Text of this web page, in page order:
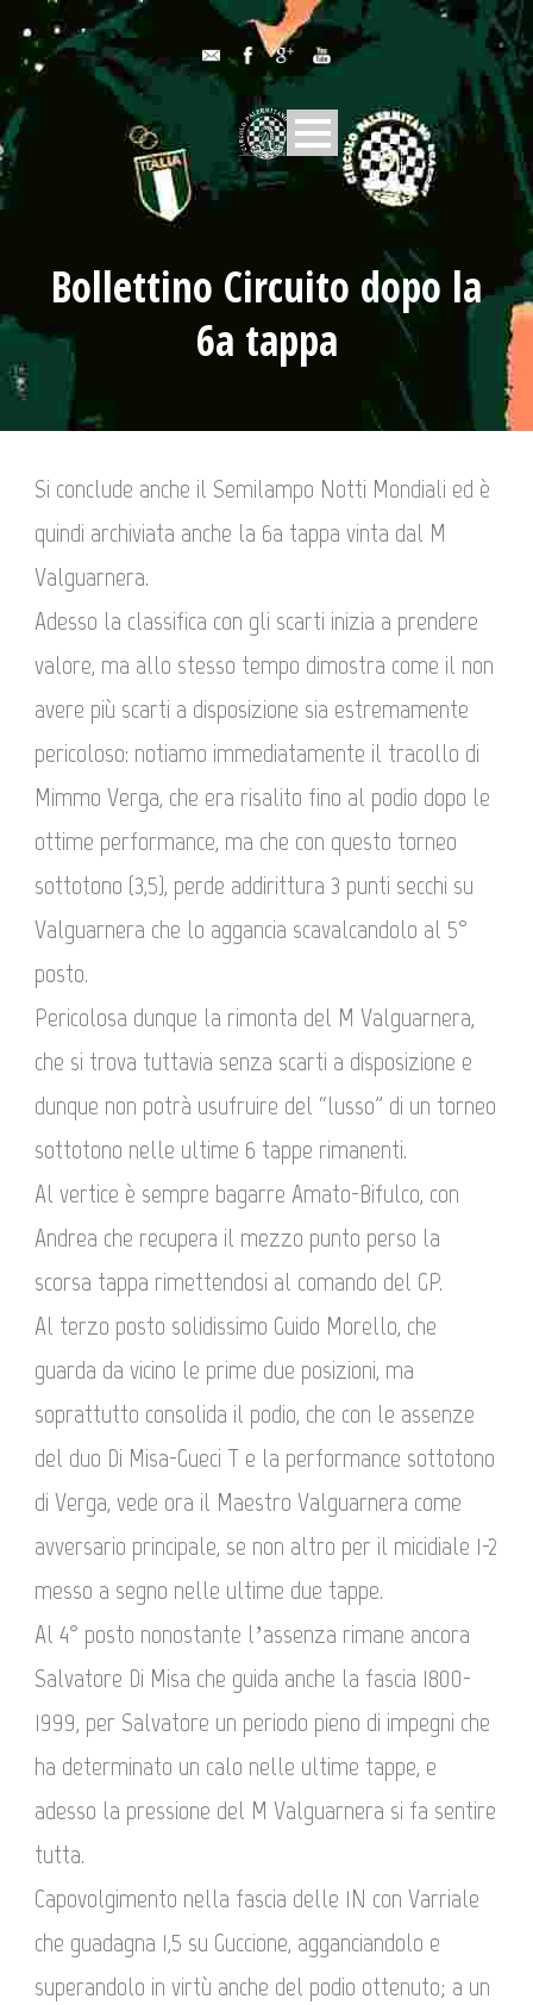
Bollettino Circuito dopo la
6a tappa
Si conclude anche il Semilampo Notti Mondiali ed è
quindi archiviata anche la 6a tappa vinta dal M
Valguarnera.
Adesso la classifica con gli scarti inizia a prendere
valore, ma allo stesso tempo dimostra come il non
avere più scarti a disposizione sia estremamente
pericoloso: notiamo immediatamente il tracollo di
Mimmo Verga, che era risalito fino al podio dopo le
ottime performance, ma che con questo torneo
sottotono (3,5), perde addirittura 3 punti secchi su
Valguarnera che lo aggancia scavalcandolo al 5°
posto.
Pericolosa dunque la rimonta del M Valguarnera,
che si trova tuttavia senza scarti a disposizione e
dunque non potrà usufruire del “lusso” di un torneo
sottotono nelle ultime 6 tappe rimanenti.
Al vertice è sempre bagarre Amato-Bifulco, con
Andrea che recupera il mezzo punto perso la
scorsa tappa rimettendosi al comando del GP.
Al terzo posto solidissimo Guido Morello, che
guarda da vicino le prime due posizioni, ma
soprattutto consolida il podio, che con le assenze
del duo Di Misa-Gueci T e la performance sottotono
di Verga, vede ora il Maestro Valguarnera come
avversario principale, se non altro per il micidiale 1-2
messo a segno nelle ultime due tappe.
Al 4° posto nonostante l’assenza rimane ancora
Salvatore Di Misa che guida anche la fascia 1800-
1999, per Salvatore un periodo pieno di impegni che
ha determinato un calo nelle ultime tappe, e
adesso la pressione del M Valguarnera si fa sentire
tutta.
Capovolgimento nella fascia delle 1N con Varriale
che guadagna 1,5 su Guccione, agganciandolo e
superandolo in virtù anche del podio ottenuto; a un